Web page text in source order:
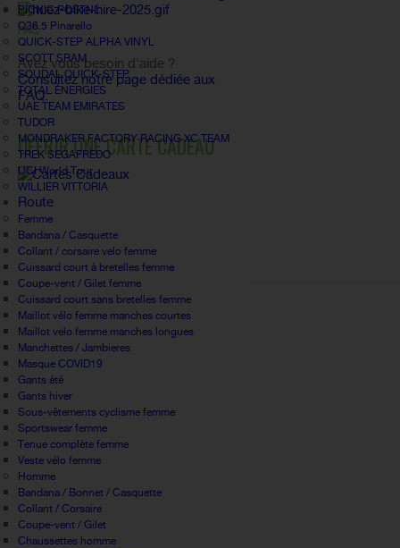
PICNIC POSTNL
Q36.5 Pinarello
QUICK-STEP ALPHA VINYL
SCOTT SRAM
SOUDAL QUICK-STEP
TOTAL ÉNERGIES
UAE TEAM EMIRATES
TUDOR
MONDRAKER FACTORY RACING XC TEAM
TREK SEGAFREDO
UCI World Tour
WILLIER VITTORIA
Route
Femme
Bandana / Casquette
Collant / corsaire velo femme
Cuissard court à bretelles femme
Coupe-vent / Gilet femme
Cuissard court sans bretelles femme
Maillot vélo femme manches courtes
Maillot velo femme manches longues
Manchettes / Jambieres
Masque COVID19
Gants été
Gants hiver
Sous-vêtements cyclisme femme
Sportswear femme
Tenue complète femme
Veste vélo femme
Homme
Bandana / Bonnet / Casquette
Collant / Corsaire
Coupe-vent / Gilet
Chaussettes homme
FAQ
Avez vous besoin d'aide ?
Consultez notre page dédiée aux
FAQ.
OFFRIR UNE CARTE CADEAU